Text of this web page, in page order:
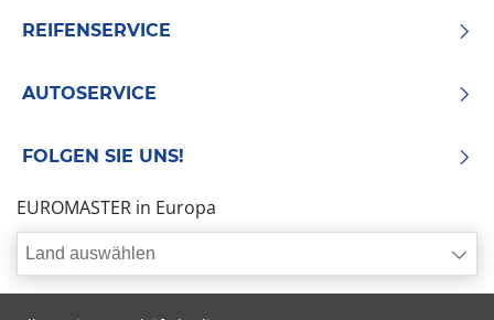
REIFENSERVICE
AUTOSERVICE
FOLGEN SIE UNS!
EUROMASTER in Europa
Land auswählen